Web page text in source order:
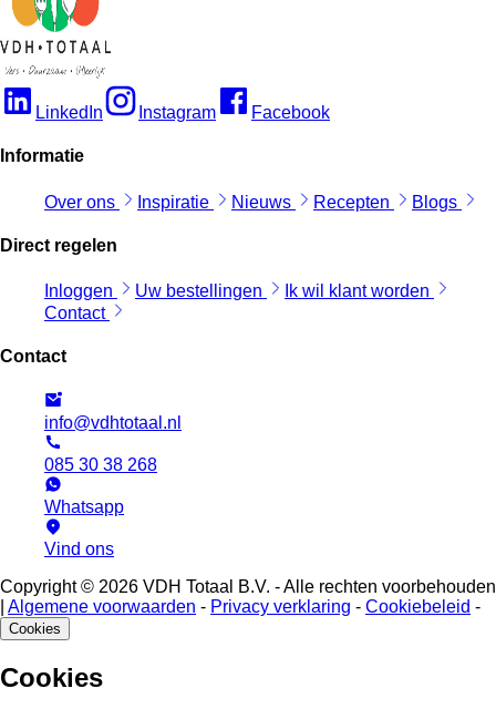
LinkedIn Instagram Facebook
Informatie
Over ons Inspiratie Nieuws Recepten Blogs
Direct regelen
Inloggen Uw bestellingen
Ik wil klant worden
Contact
Contact
info@vdhtotaal.nl
085 30 38 268
Whatsapp
Vind ons
Copyright © 2026 VDH Totaal B.V. - Alle rechten voorbehouden
Algemene voorwaarden - Privacy verklaring - Cookiebeleid -
Cookies
Cookies